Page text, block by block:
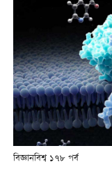
বিজ্ঞানবিশ্ব ১৭৮ পর্ব